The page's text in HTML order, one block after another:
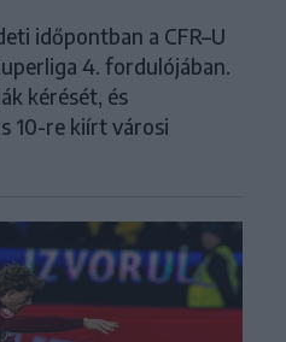
időpontban a CFR–U
4. fordulójában.
kérését, és
10-re kiírt városi